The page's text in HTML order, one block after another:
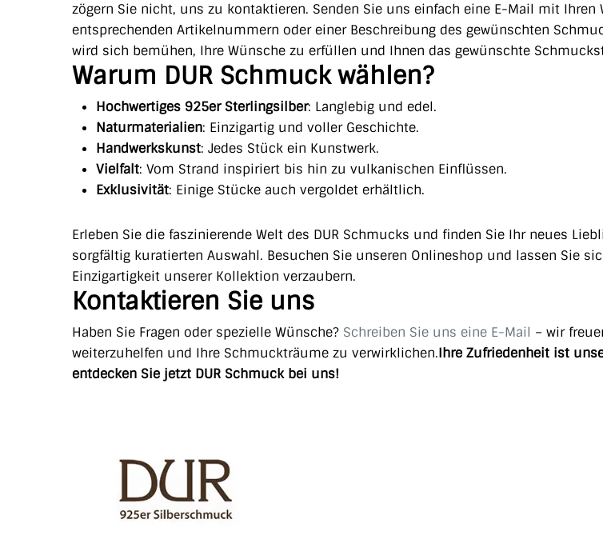
zögern Sie nicht, uns zu kontaktieren. Senden Sie uns einfach eine E-Mail mit Ihren
entsprechenden Artikelnummern oder einer Beschreibung des gewünschten
wird sich bemühen, Ihre Wünsche zu erfüllen und Ihnen das gewünschte
Warum DUR Schmuck wählen?
Hochwertiges 925er Sterlingsilber: Langlebig und edel.
Naturmaterialien: Einzigartig und voller Geschichte.
Handwerkskunst: Jedes Stück ein Kunstwerk.
Vielfalt: Vom Strand inspiriert bis hin zu vulkanischen Einflüssen.
Exklusivität: Einige Stücke auch vergoldet erhältlich.
Erleben Sie die faszinierende Welt des DUR Schmucks und finden Sie Ihr neues
sorgfältig kuratierten Auswahl. Besuchen Sie unseren Onlineshop und lassen Sie
Einzigartigkeit unserer Kollektion verzaubern.
Kontaktieren Sie uns
Haben Sie Fragen oder spezielle Wünsche? Schreiben Sie uns eine E-Mail – wir
weiterzuhelfen und Ihre Schmuckträume zu verwirklichen.Ihre Zufriedenheit ist
entdecken Sie jetzt DUR Schmuck bei uns!